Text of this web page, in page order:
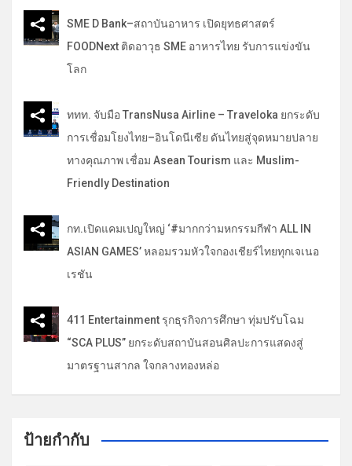
SME D Bank–สถาบันอาหาร เปิดยุทธศาสตร์
FOODNext ติดอาวุธ SME อาหารไทย รับการแข่งขัน
โลก
ททท. จับมือ TransNusa Airline – Traveloka ยกระดับ
การเชื่อมโยงไทย–อินโดนีเซีย ดันไทยสู่จุดหมายปลาย
ทางคุณภาพ เชื่อม Asean Tourism และ Muslim-
Friendly Destination
กท.เปิดแคมเปญใหญ่ ‘#มากกว่ามหกรรมกีฬา ALL IN
ASIAN GAMES’ หลอมรวมหัวใจกองเชียร์ไทยทุกเจเนอ
เรชัน
411 Entertainment รุกธุรกิจการศึกษา ทุ่มปรับโฉม
“SCA PLUS” ยกระดับสถาบันสอนศิลปะการแสดงสู่
มาตรฐานสากล ใจกลางทองหล่อ
ป้ายกำกับ